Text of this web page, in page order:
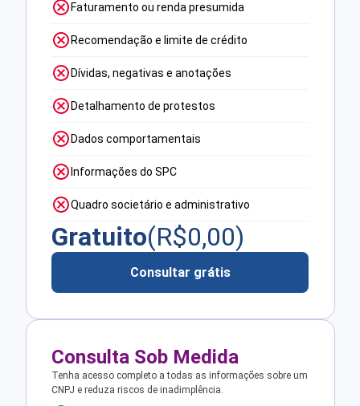
Faturamento ou renda presumida
Recomendação e limite de crédito
Dívidas, negativas e anotações
Detalhamento de protestos
Dados comportamentais
Informações do SPC
Quadro societário e administrativo
Gratuito(R$0,00)
Consultar grátis
Consulta Sob Medida
Tenha acesso completo a todas as informações sobre um
CNPJ e reduza riscos de inadimplência.